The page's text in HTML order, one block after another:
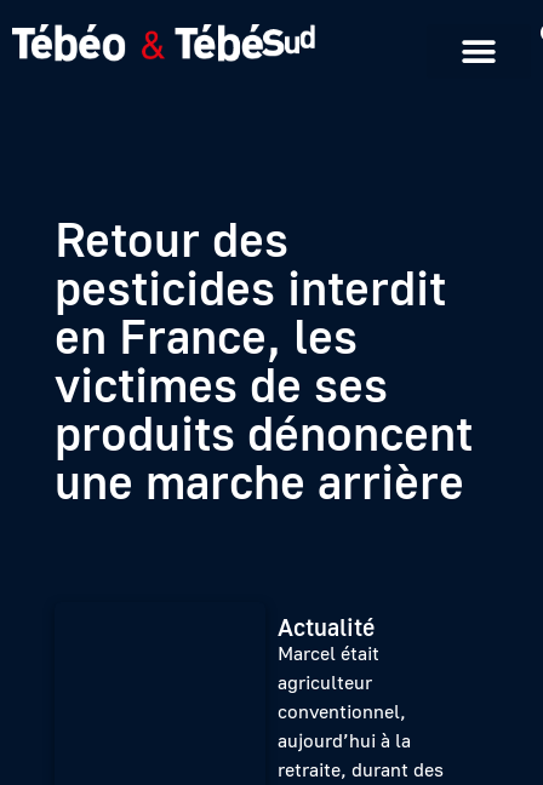
Retour des
pesticides interdit
en France, les
victimes de ses
produits dénoncent
une marche arrière
Actualité
Marcel était
agriculteur
conventionnel,
aujourd’hui à la
retraite, durant des